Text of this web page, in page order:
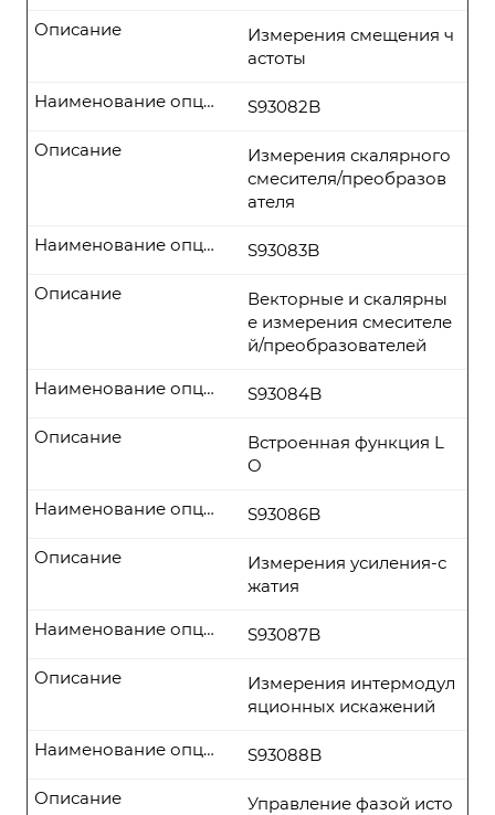
Измерения смещения ч
астоты
Описание
S93082B
Наименование опции
Измерения скалярного
смесителя/преобразов
ателя
Описание
S93083B
Наименование опции
Векторные и скалярны
е измерения смесителе
й/преобразователей
Описание
S93084B
Наименование опции
Встроенная функция L
O
Описание
S93086B
Наименование опции
Измерения усиления-с
жатия
Описание
S93087B
Наименование опции
Измерения интермодул
яционных искажений
Описание
S93088B
Наименование опции
Управление фазой исто
Описание